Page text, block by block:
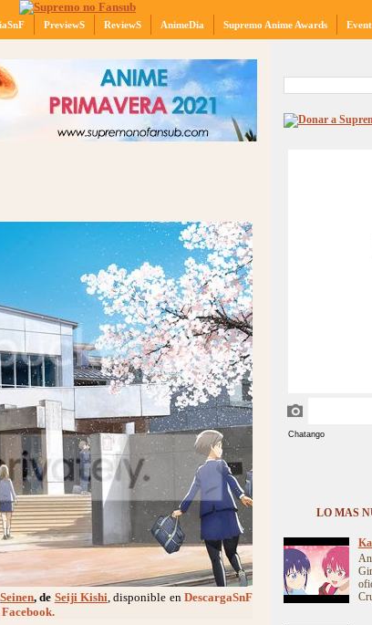
PreviewS ReviewS AnimeDia Supremo Anime Awards
Seinen, de Seiji Kishi , disponible enDescargaSnF
Facebook.
LO MAS